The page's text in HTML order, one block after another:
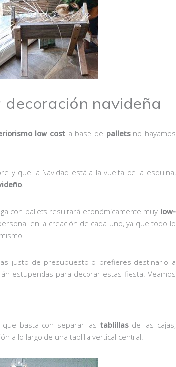
decoración navideña
low cost a base de pallets no hayamos
y que la Navidad está a la vuelta de la esquina,
con pallets resultará económicamente muy low-
en la creación de cada uno, ya que todo lo
justo de presupuesto o prefieres destinarlo a
estupendas para decorar estas fiesta. Veamos
que basta con separar las tablillas de las cajas,
a lo largo de una tablilla vertical central.